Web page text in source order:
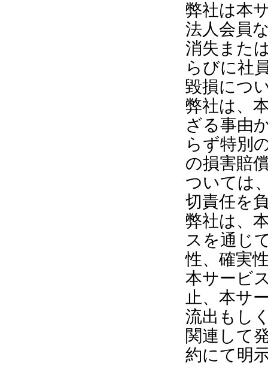
弊社は本
法人会員
消失また
らびに社
毀損につ
弊社は、
ざる事由
らず特別
の損害賠
ついては
切責任を
弊社は、
スを通じ
性、確実
本サービ
止、本サ
流出もし
関連して
約にて明